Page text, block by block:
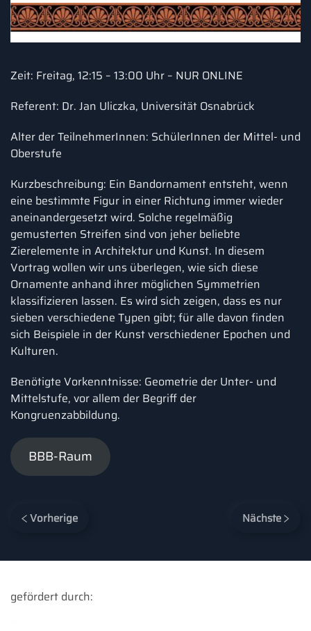
Zeit: Freitag, 12:15 – 13:00 Uhr – NUR ONLINE
Referent: Dr. Jan Uliczka, Universität Osnabrück
Alter der TeilnehmerInnen: SchülerInnen der Mittel- und
Oberstufe
Kurzbeschreibung: Ein Bandornament entsteht, wenn
eine bestimmte Figur in einer Richtung immer wieder
aneinandergesetzt wird. Solche regelmäßig
gemusterten Streifen sind von jeher beliebte
Zierelemente in Architektur und Kunst. In diesem
Vortrag wollen wir uns überlegen, wie sich diese
Ornamente anhand ihrer möglichen Symmetrien
klassifizieren lassen. Es wird sich zeigen, dass es nur
sieben verschiedene Typen gibt; für alle davon finden
sich Beispiele in der Kunst verschiedener Epochen und
Kulturen.
Benötigte Vorkenntnisse: Geometrie der Unter- und
Mittelstufe, vor allem der Begriff der
Kongruenzabbildung.
BBB-Raum
Vorherige Nächste
gefördert durch: